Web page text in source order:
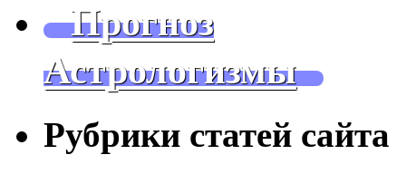
Прогноз
Астрологизмы
Рубрики статей сайта